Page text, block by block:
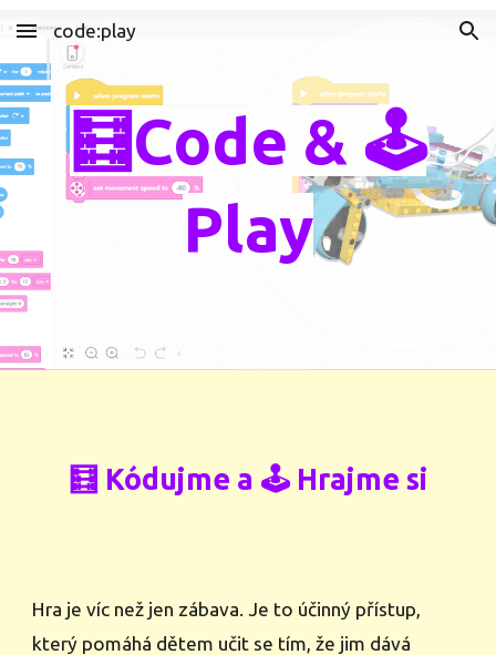
Skip to main content Skip to navigation
code:play
🧮Code & 🕹️
Play
🧮 Kódujme a 🕹 Hrajme si
Hra je víc než jen zábava. Je to účinný přístup,
který pomáhá dětem učit se tím, že jim dává